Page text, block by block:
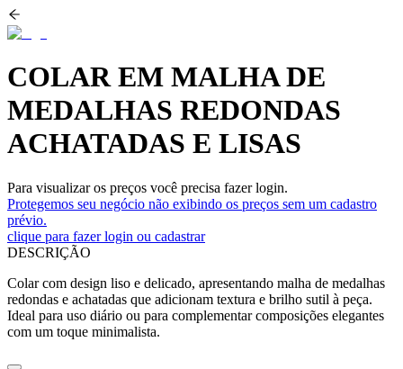
COLAR EM MALHA DE
MEDALHAS REDONDAS
ACHATADAS E LISAS
Para visualizar os preços você precisa fazer login.
Protegemos seu negócio não exibindo os preços sem um cadastro
prévio.
clique para fazer login ou cadastrar
DESCRIÇÃO
Colar com design liso e delicado, apresentando malha de medalhas
redondas e achatadas que adicionam textura e brilho sutil à peça.
Ideal para uso diário ou para complementar composições elegantes
com um toque minimalista.